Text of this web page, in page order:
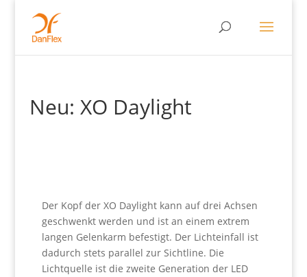
Neu: XO Daylight
Der Kopf der XO Daylight kann auf drei Achsen
geschwenkt werden und ist an einem extrem
langen Gelenkarm befestigt. Der Lichteinfall ist
dadurch stets parallel zur Sichtline. Die
Lichtquelle ist die zweite Generation der LED